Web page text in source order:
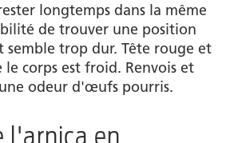
longtemps dans la même
de trouver une position
trop dur. Tête rouge et
le corps est froid. Renvois et
odeur d'œufs pourris.
l'arnica en